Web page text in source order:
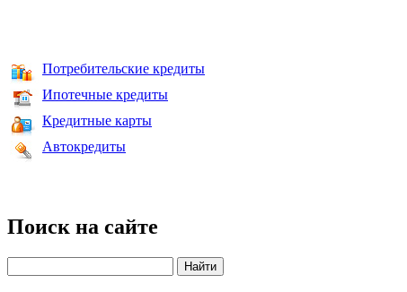
Потребительские кредиты
Ипотечные кредиты
Кредитные карты
Автокредиты
Поиск на сайте